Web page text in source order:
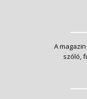
A
szóló,